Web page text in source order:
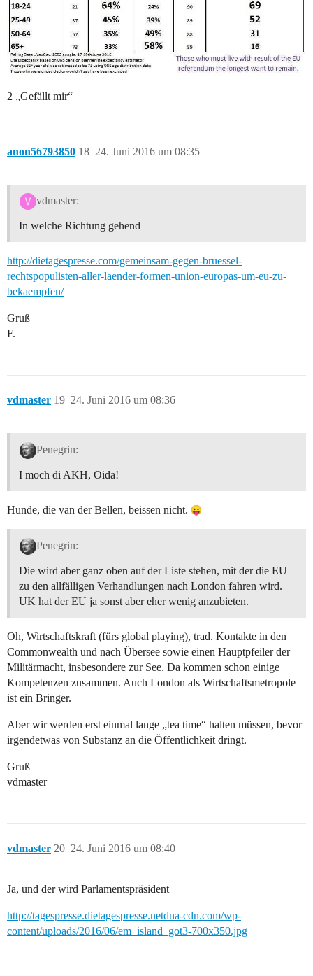
2 „Gefällt mir“
anon56793850 24. Juni 2016 um 08:35
18
vdmaster:
In welche Richtung gehend
http://dietagespresse.com/gemeinsam-gegen-bruessel-
rechtspopulisten-aller-laender-formen-union-europas-um-eu-zu-
bekaempfen/
Gruß
F.
vdmaster 24. Juni 2016 um 08:36
19
Penegrin:
I moch di AKH, Oida!
Hunde, die van der Bellen, beissen nicht.
Penegrin:
Die wird aber ganz oben auf der Liste stehen, mit der die EU
zu den allfälligen Verhandlungen nach London fahren wird.
UK hat der EU ja sonst aber eher wenig anzubieten.
Oh, Wirtschaftskraft (fürs global playing), trad. Kontakte in den
Commonwealth und nach Übersee sowie einen Hauptpfeiler der
Militärmacht, insbesondere zur See. Da kommen schon einige
Kompetenzen zusammen. Auch London als Wirtschaftsmetropole
ist ein Bringer.
Aber wir werden erst einmal lange „tea time“ halten müssen, bevor
irgendetwas von Substanz an die Öffentlichkeit dringt.
Gruß
vdmaster
vdmaster 24. Juni 2016 um 08:40
20
Ja, und der wird Parlamentspräsident
http://tagespresse.dietagespresse.netdna-cdn.com/wp-
content/uploads/2016/06/em_island_got3-700x350.jpg